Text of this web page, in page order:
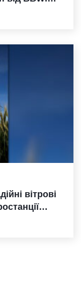
вітрові